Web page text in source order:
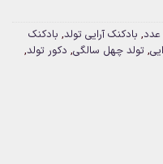
عدد, بادکنک آرایی تولد, بادکنک
, تولد چهل سالگی, دکور تولد,